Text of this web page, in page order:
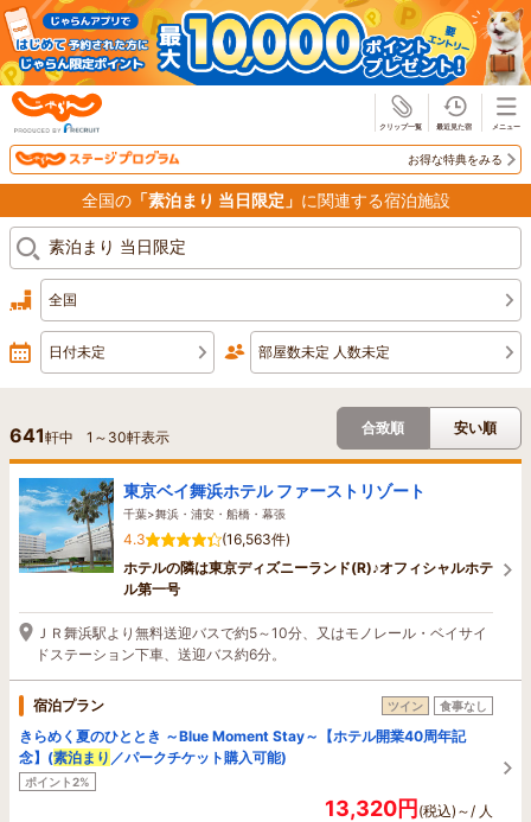
お得な特典をみる
全国の「素泊まり 当日限定」 に関連する宿泊施設
全国
日付未定 部屋数未定 人数未定
641軒中 1 ～ 30軒表示
合致順 安い順
東京ベイ舞浜ホテル ファーストリゾート
千葉>舞浜・浦安・船橋・幕張
4.3
(16,563件)
ホテルの隣は東京ディズニーランド(R)♪オフィシャルホテ
ル第一号
ＪＲ舞浜駅より無料送迎バスで約5～10分、又はモノレール・ベイサイ
ドステーション下車、送迎バス約6分。
宿泊プラン ツイン 食事なし
きらめく夏のひととき ～Blue Moment Stay～【ホテル開業40周年記
念】(素泊まり ／パークチケット購入可能)
ポイント2%
13,320円(税込)～/ 人